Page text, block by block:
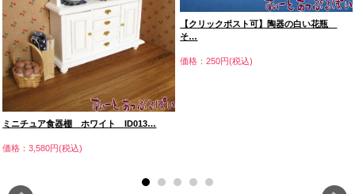
ミニチュア食器棚 ホワイト ID013…
価格：3,580円(税込)
【クリックポスト可】陶器の白い花瓶
そ…
価格：250円(税込)